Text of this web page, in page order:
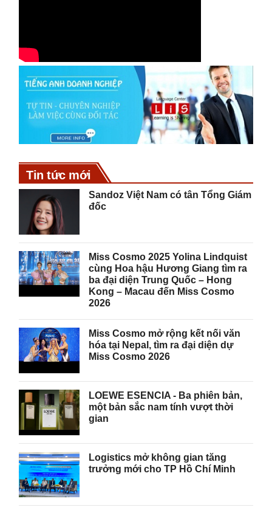
Tin tức mới
Sandoz Việt Nam có tân Tổng Giám
đốc
Miss Cosmo 2025 Yolina Lindquist
cùng Hoa hậu Hương Giang tìm ra
ba đại diện Trung Quốc – Hong
Kong – Macau đến Miss Cosmo
2026
Miss Cosmo mở rộng kết nối văn
hóa tại Nepal, tìm ra đại diện dự
Miss Cosmo 2026
LOEWE ESENCIA - Ba phiên bản,
một bản sắc nam tính vượt thời
gian
Logistics mở không gian tăng
trưởng mới cho TP Hồ Chí Minh